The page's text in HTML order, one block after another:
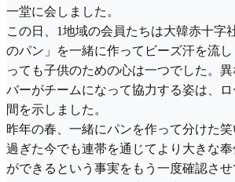
一堂に会しました。
この日、1地域の会員たちは大韓赤十字
のパン」を一緒に作ってビーズ汗を流
っても子供のための心は一つでした。
バーがチームになって協力する姿は、
間を示しました。
昨年の春、一緒にパンを作って分けた
過ぎた今でも連帯を通じてより大きな
ができるという事実をもう一度確認させ